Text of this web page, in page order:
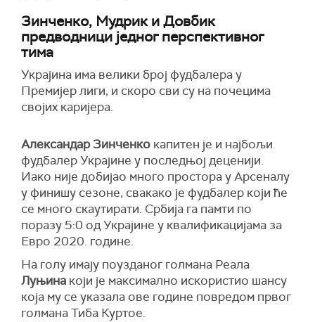
Зинченко, Мудрик и Довбик
предводници једног перспективног
тима
Украјина има велики број фудбалера у
Премијер лиги, и скоро сви су на почецима
својих каријера.
Александар Зинченко капитен је и најбољи
фудбалер Украјине у последњој деценији.
Иако није добијао много простора у Арсеналу
у финишу сезоне, свакако је фудбалер који ће
се много скаутирати. Србија га памти по
поразу 5:0 од Украјине у квалификацијама за
Евро 2020. године.
На голу имају поузданог голмана Реала
Луњина који је максимално искористио шансу
која му се указала ове године повредом првог
голмана Тиба Куртое.